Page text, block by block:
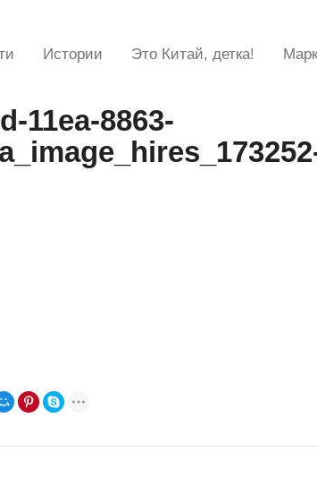
Истории Это Китай, детка!
11ea-8863-